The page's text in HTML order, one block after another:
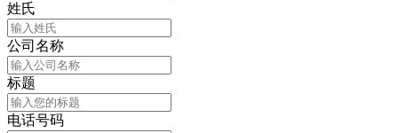
姓氏
公司名称
标题
电话号码